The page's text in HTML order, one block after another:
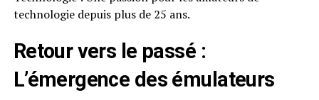
technologie depuis plus ⁢de 25 ans.
Retour vers le passé :
L’émergence des émulateurs